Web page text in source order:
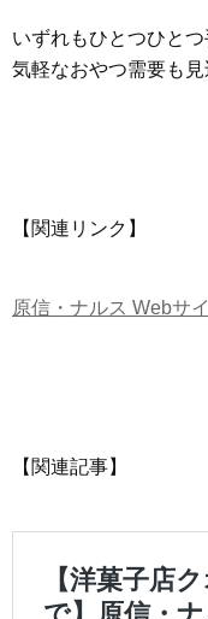
いずれもひとつひと
気軽なおやつ需要も見
【関連リンク】
原信・ナルス Webサ
【関連記事】